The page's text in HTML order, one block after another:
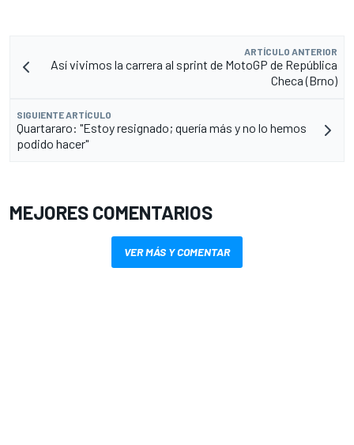
ARTÍCULO ANTERIOR
Así vivimos la carrera al sprint de MotoGP de República
Checa (Brno)
SIGUIENTE ARTÍCULO
Quartararo: "Estoy resignado; quería más y no lo hemos
podido hacer"
MEJORES COMENTARIOS
VER MÁS Y COMENTAR